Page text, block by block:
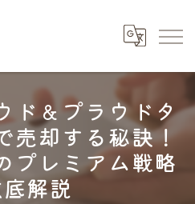
ド＆プラウドタ
売却する秘訣！
プレミアム戦略
解説